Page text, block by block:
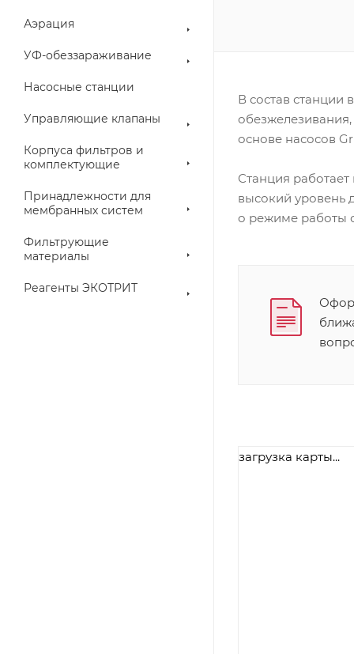
Аэрация
УФ-обеззараживание
Насосные станции
Управляющие клапаны
Корпуса фильтров и
комплектующие
Принадлежности для
мембранных систем
Фильтрующие
материалы
Реагенты ЭКОТРИТ
В состав станции
основе насосов
Станция
высокий уровень
о режиме работы
загрузка карты...